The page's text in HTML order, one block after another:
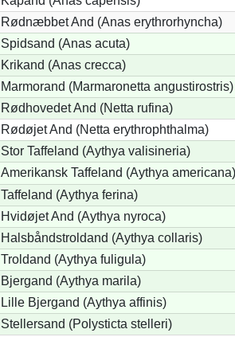
Rødnæbbet And (Anas erythrorhyncha)
Spidsand (Anas acuta)
Krikand (Anas crecca)
Marmorand (Marmaronetta angustirostris)
Rødhovedet And (Netta rufina)
Rødøjet And (Netta erythrophthalma)
Stor Taffeland (Aythya valisineria)
Amerikansk Taffeland (Aythya americana)
Taffeland (Aythya ferina)
Hvidøjet And (Aythya nyroca)
Halsbåndstroldand (Aythya collaris)
Troldand (Aythya fuligula)
Bjergand (Aythya marila)
Lille Bjergand (Aythya affinis)
Stellersand (Polysticta stelleri)